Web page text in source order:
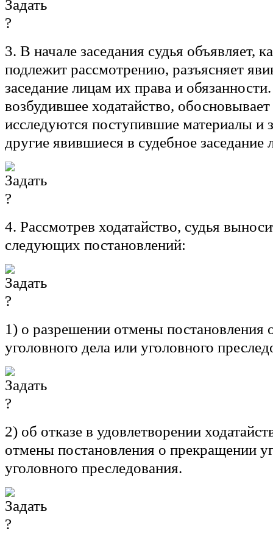
3. В начале заседания судья объявляет,
подлежит рассмотрению, разъясняет
заседание лицам их права и
возбудившее ходатайство, обосновывает
исследуются поступившие материалы и
другие явившиеся в судебное заседание
4. Рассмотрев ходатайство, судья
следующих постановлений:
1) о разрешении отмены постановления
уголовного дела или уголовного
2) об отказе в удовлетворении
отмены постановления о прекращении
уголовного преследования.